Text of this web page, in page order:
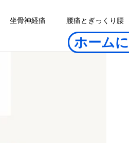
坐骨神経痛 腰痛とぎっくり腰
ホーム